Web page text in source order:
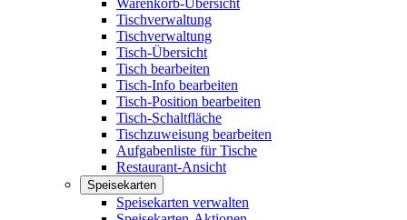
Warenkorb-Übersicht
Tischverwaltung
Tischverwaltung
Tisch-Übersicht
Tisch bearbeiten
Tisch-Info bearbeiten
Tisch-Position bearbeiten
Tisch-Schaltfläche
Tischzuweisung bearbeiten
Aufgabenliste für Tische
Restaurant-Ansicht
Speisekarten
Speisekarten verwalten